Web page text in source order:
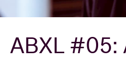
Zaalhuur
BRDCST
ABXL #05: